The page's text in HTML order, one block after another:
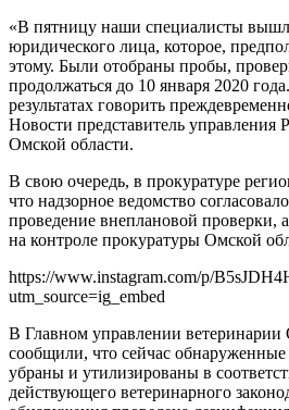
«В пятницу наши специалисты
юридического лица, которое,
этому. Были отобраны пробы,
продолжаться до 10 января 2020
результатах говорить
Новости представитель управления
Омской области.
В свою очередь, в прокуратуре
что надзорное ведомство
проведение внеплановой проверки, а
на контроле прокуратуры Омской
https://www.instagram.com/p/
utm_source=ig_embed
В Главном управлении ветеринарии
сообщили, что сейчас
убраны и утилизированы в
действующего ветеринарного